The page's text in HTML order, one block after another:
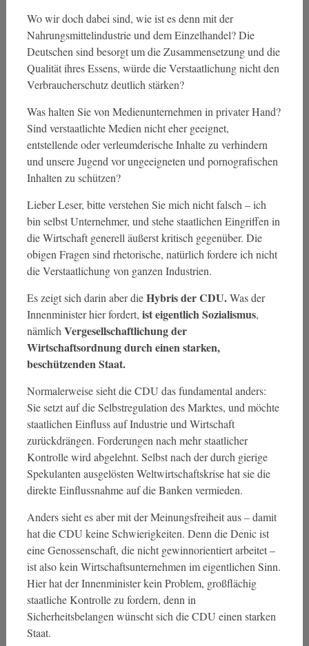
Wo wir doch dabei sind, wie ist es denn mit der
Nahrungsmittelindustrie und dem Einzelhandel? Die
Deutschen sind besorgt um die Zusammensetzung und die
Qualität ihres Essens, würde die Verstaatlichung nicht den
Verbraucherschutz deutlich stärken?
Was halten Sie von Medienunternehmen in privater Hand?
Sind verstaatlichte Medien nicht eher geeignet,
entstellende oder verleumderische Inhalte zu verhindern
und unsere Jugend vor ungeeigneten und pornografischen
Inhalten zu schützen?
Lieber Leser, bitte verstehen Sie mich nicht falsch – ich
bin selbst Unternehmer, und stehe staatlichen Eingriffen in
die Wirtschaft generell äußerst kritisch gegenüber. Die
obigen Fragen sind rhetorische, natürlich fordere ich nicht
die Verstaatlichung von ganzen Industrien.
Es zeigt sich darin aber dieHybris der CDU.Was der
Innenminister hier fordert, ist eigentlich Sozialismus,
nämlichVergesellschaftlichung der
Wirtschaftsordnung durch einen starken,
beschützenden Staat.
Normalerweise sieht die CDU das fundamental anders:
Sie setzt auf die Selbstregulation des Marktes, und möchte
staatlichen Einfluss auf Industrie und Wirtschaft
zurückdrängen. Forderungen nach mehr staatlicher
Kontrolle wird abgelehnt. Selbst nach der durch gierige
Spekulanten ausgelösten Weltwirtschaftskrise hat sie die
direkte Einflussnahme auf die Banken vermieden.
Anders sieht es aber mit der Meinungsfreiheit aus – damit
hat die CDU keine Schwierigkeiten. Denn die Denic ist
eine Genossenschaft, die nicht gewinnorientiert arbeitet –
ist also kein Wirtschaftsunternehmen im eigentlichen Sinn.
Hier hat der Innenminister kein Problem, großflächig
staatliche Kontrolle zu fordern, denn in
Sicherheitsbelangen wünscht sich die CDU einen starken
Staat.